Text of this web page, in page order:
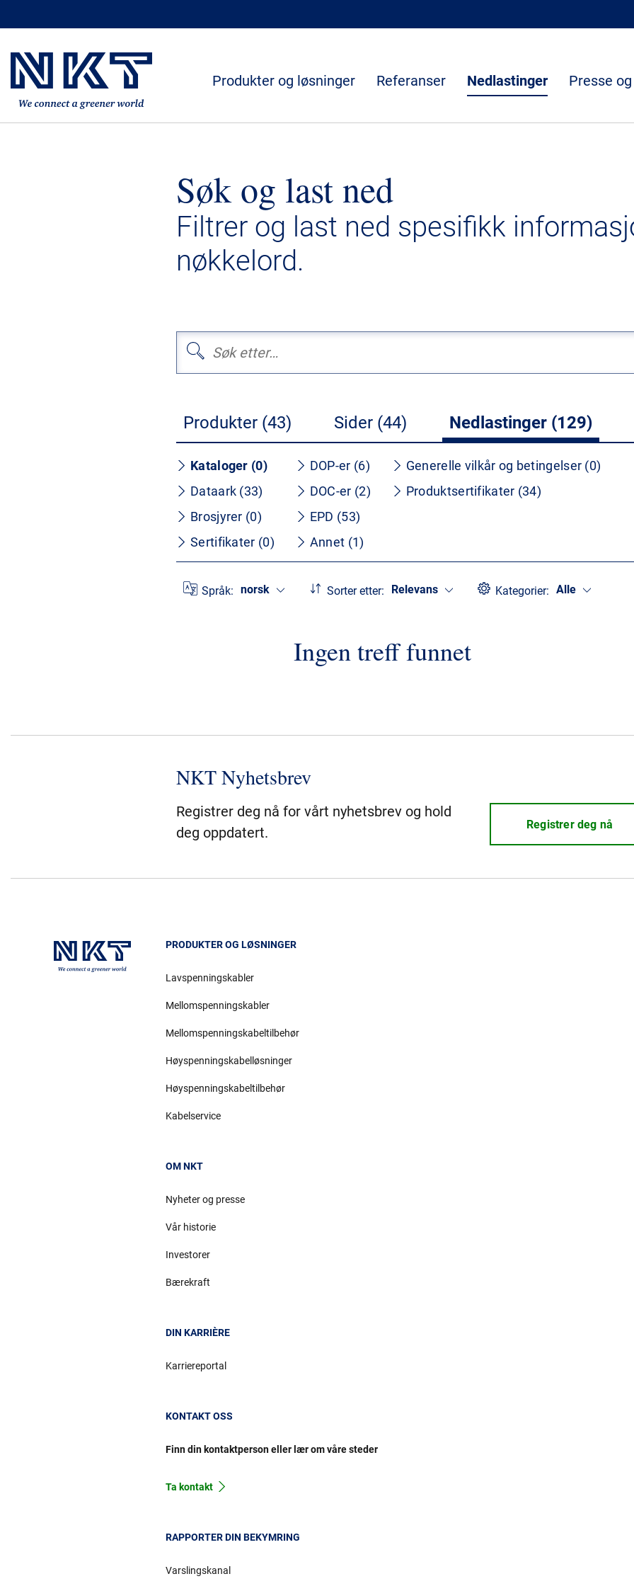
Produkter og løsninger Referanser Nedlastinger Presse
Søk og last ned
Filtrer og last ned spesifikk
nøkkelord.
Produkter (43) Sider (44) Nedlastinger (129)
Kataloger (0)
Dataark (33)
Brosjyrer (0)
Sertifikater (0)
DOP-er (6)
DOC-er (2)
EPD (53)
Annet (1)
Generelle vilkår og betingelser (0)
Produktsertifikater (34)
Språk: norsk Sorter etter: Relevans Kategorier: Alle
Ingen treff funnet
NKT Nyhetsbrev
Registrer deg nå for vårt nyhetsbrev og hold
deg oppdatert.
Registrer deg nå
PRODUKTER OG LØSNINGER
Lavspenningskabler
Mellomspenningskabler
Mellomspenningskabeltilbehør
Høyspenningskabelløsninger
Høyspenningskabeltilbehør
Kabelservice
OM NKT
Nyheter og presse
Vår historie
Investorer
Bærekraft
DIN KARRIÈRE
Karriereportal
KONTAKT OSS
Finn din kontaktperson eller lær om våre steder
Ta kontakt
RAPPORTER DIN BEKYMRING
Varslingskanal